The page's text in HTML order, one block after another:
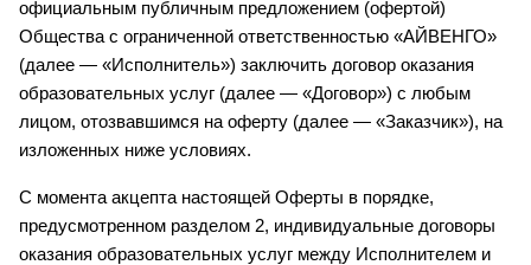
официальным публичным предложением (офертой)
Общества с ограниченной ответственностью «АЙВЕНГО»
(далее — «Исполнитель») заключить договор оказания
образовательных услуг (далее — «Договор») с любым
лицом, отозвавшимся на оферту (далее — «Заказчик»), на
изложенных ниже условиях.
С момента акцепта настоящей Оферты в порядке,
предусмотренном разделом 2, индивидуальные договоры
оказания образовательных услуг между Исполнителем и